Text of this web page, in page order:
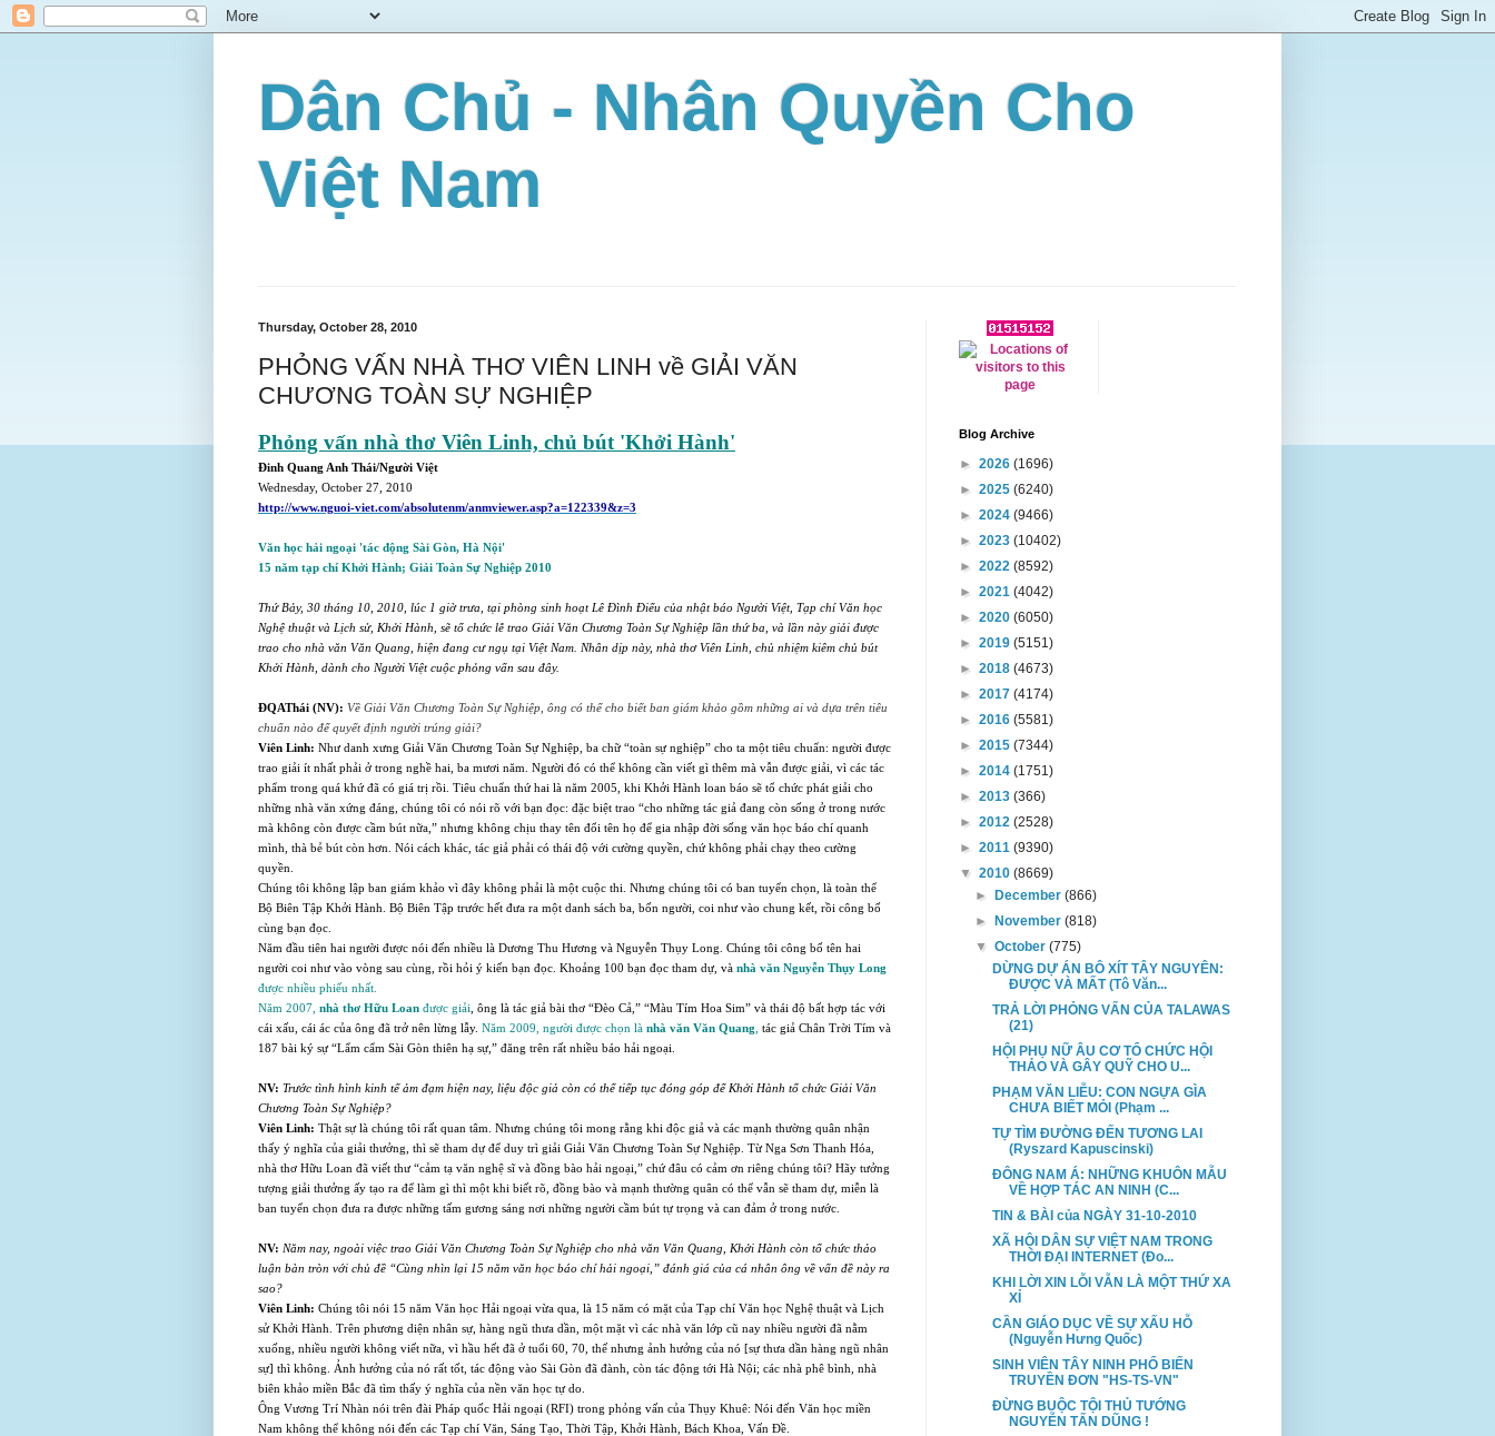
Dân Chủ - Nhân Quyền Cho
Việt Nam
Thursday, October 28, 2010
PHỎNG VẤN NHÀ THƠ VIÊN LINH về GIẢI VĂN
CHƯƠNG TOÀN SỰ NGHIỆP
Phỏng vấn nhà thơ Viên Linh, chủ bút 'Khởi Hành'
Ðinh Quang Anh Thái/Người Việt
Wednesday, October 27, 2010
http://www.nguoi-viet.com/absolutenm/anmviewer.asp?a=122339&z=3
Văn học hải ngoại 'tác động Sài Gòn, Hà Nội'
15 năm tạp chí Khởi Hành; Giải Toàn Sự Nghiệp 2010
Thứ Bảy, 30 tháng 10, 2010, lúc 1 giờ trưa, tại phòng sinh hoạt Lê Ðình Ðiểu của nhật báo Người Việt, Tạp chí Văn học
Nghệ thuật và Lịch sử, Khởi Hành, sẽ tổ chức lễ trao Giải Văn Chương Toàn Sự Nghiệp lần thứ ba, và lần này giải được
trao cho nhà văn Văn Quang, hiện đang cư ngụ tại Việt Nam. Nhân dịp này, nhà thơ Viên Linh, chủ nhiệm kiêm chủ bút
Khởi Hành, dành cho Người Việt cuộc phỏng vấn sau đây.
ÐQAThái (NV): Về Giải Văn Chương Toàn Sự Nghiệp, ông có thể cho biết ban giám khảo gồm những ai và dựa trên tiêu
chuẩn nào để quyết định người trúng giải?
Viên Linh: Như danh xưng Giải Văn Chương Toàn Sự Nghiệp, ba chữ “toàn sự nghiệp” cho ta một tiêu chuẩn: người được
trao giải ít nhất phải ở trong nghề hai, ba mươi năm. Người đó có thể không cần viết gì thêm mà vẫn được giải, vì các tác
phẩm trong quá khứ đã có giá trị rồi. Tiêu chuẩn thứ hai là năm 2005, khi Khởi Hành loan báo sẽ tổ chức phát giải cho
những nhà văn xứng đáng, chúng tôi có nói rõ với bạn đọc: đặc biệt trao “cho những tác giả đang còn sống ở trong nước
mà không còn được cầm bút nữa,” nhưng không chịu thay tên đổi tên họ để gia nhập đời sống văn học báo chí quanh
mình, thà bẻ bút còn hơn. Nói cách khác, tác giả phải có thái độ với cường quyền, chứ không phải chạy theo cường
quyền.
Chúng tôi không lập ban giám khảo vì đây không phải là một cuộc thi. Nhưng chúng tôi có ban tuyển chọn, là toàn thể
Bộ Biên Tập Khởi Hành. Bộ Biên Tập trước hết đưa ra một danh sách ba, bốn người, coi như vào chung kết, rồi công bố
cùng bạn đọc.
Năm đầu tiên hai người được nói đến nhiều là Dương Thu Hương và Nguyễn Thụy Long. Chúng tôi công bố tên hai
người coi như vào vòng sau cùng, rồi hỏi ý kiến bạn đọc. Khoảng 100 bạn đọc tham dự, và nhà văn Nguyễn Thụy Long
được nhiều phiếu nhất.
Năm 2007, nhà thơ Hữu Loan được giải , ông là tác giả bài thơ “Ðèo Cả,” “Màu Tím Hoa Sim” và thái độ bất hợp tác với
cái xấu, cái ác của ông đã trở nên lừng lẫy. Năm 2009, người được chọn là nhà văn Văn Quang
tác giả Chân Trời Tím và
187 bài ký sự “Lẩm cẩm Sài Gòn thiên hạ sự,” đăng trên rất nhiều báo hải ngoại.
NV: Trước tình hình kinh tế ảm đạm hiện nay, liệu độc giả còn có thể tiếp tục đóng góp để Khởi Hành tổ chức Giải Văn
Chương Toàn Sự Nghiệp?
Viên Linh: Thật sự là chúng tôi rất quan tâm. Nhưng chúng tôi mong rằng khi độc giả và các mạnh thường quân nhận
thấy ý nghĩa của giải thưởng, thì sẽ tham dự để duy trì giải Giải Văn Chương Toàn Sự Nghiệp. Từ Nga Sơn Thanh Hóa,
nhà thơ Hữu Loan đã viết thư “cảm tạ văn nghệ sĩ và đồng bào hải ngoại,” chứ đâu có cảm ơn riêng chúng tôi? Hãy tưởng
tượng giải thưởng ấy tạo ra để làm gì thì một khi biết rõ, đồng bào và mạnh thường quân có thể vẫn sẽ tham dự, miễn là
ban tuyển chọn đưa ra được những tấm gương sáng nơi những người cầm bút tự trọng và can đảm ở trong nước.
NV: Năm nay, ngoài việc trao Giải Văn Chương Toàn Sự Nghiệp cho nhà văn Văn Quang, Khởi Hành còn tổ chức thảo
luận bàn tròn với chủ đề “Cùng nhìn lại 15 năm văn học báo chí hải ngoại,” đánh giá của cá nhân ông về vấn đề này ra
sao?
Viên Linh: Chúng tôi nói 15 năm Văn học Hải ngoại vừa qua, là 15 năm có mặt của Tạp chí Văn học Nghệ thuật và Lịch
sử Khởi Hành. Trên phương diện nhân sự, hàng ngũ thưa dần, một mặt vì các nhà văn lớp cũ nay nhiều người đã nằm
xuống, nhiều người không viết nữa, vì hầu hết đã ở tuổi 60, 70, thế nhưng ảnh hưởng của nó [sự thưa dần hàng ngũ nhân
sự] thì không. Ảnh hưởng của nó rất tốt, tác động vào Sài Gòn đã đành, còn tác động tới Hà Nội; các nhà phê bình, nhà
biên khảo miền Bắc đã tìm thấy ý nghĩa của nền văn học tự do.
Ông Vương Trí Nhàn nói trên đài Pháp quốc Hải ngoại (RFI) trong phỏng vấn của Thụy Khuê: Nói đến Văn học miền
Nam không thể không nói đến các Tạp chí Văn, Sáng Tạo, Thời Tập, Khởi Hành, Bách Khoa, Vấn Ðề.
Blog Archive
► 2026 (1696)
► 2025 (6240)
► 2024 (9466)
► 2023 (10402)
► 2022 (8592)
► 2021 (4042)
► 2020 (6050)
► 2019 (5151)
► 2018 (4673)
► 2017 (4174)
► 2016 (5581)
► 2015 (7344)
► 2014 (1751)
► 2013 (366)
► 2012 (2528)
► 2011 (9390)
▼ 2010 (8669)
►
December(866)
►
November(818)
▼October(775)
DỪNG DỰ ÁN BÔ XÍT TÂY NGUYÊN:
ĐƯỢC VÀ MẤT (Tô Văn...
TRẢ LỜI PHỎNG VẤN CỦA TALAWAS
(21)
HỘI PHỤ NỮ ÂU CƠ TỔ CHỨC HỘI
THẢO VÀ GÂY QUỸ CHO U...
PHẠM VĂN LIỄU: CON NGỰA GÌA
CHƯA BIẾT MỎI (Phạm ...
TỰ TÌM ĐƯỜNG ĐẾN TƯƠNG LAI
(Ryszard Kapuscinski)
ĐÔNG NAM Á: NHỮNG KHUÔN MẪU
VỀ HỢP TÁC AN NINH (C...
TIN & BÀI của NGÀY 31-10-2010
XÃ HỘI DÂN SỰ VIỆT NAM TRONG
THỜI ĐẠI INTERNET (Đo...
KHI LỜI XIN LỖI VẪN LÀ MỘT THỨ XA
XỈ
CẦN GIÁO DỤC VỀ SỰ XẤU HỖ
(Nguyễn Hưng Quốc)
SINH VIÊN TÂY NINH PHỔ BIẾN
TRUYỀN ĐƠN "HS-TS-VN"
ĐỪNG BUỘC TỘI THỦ TƯỚNG
NGUYỄN TẤN DŨNG !